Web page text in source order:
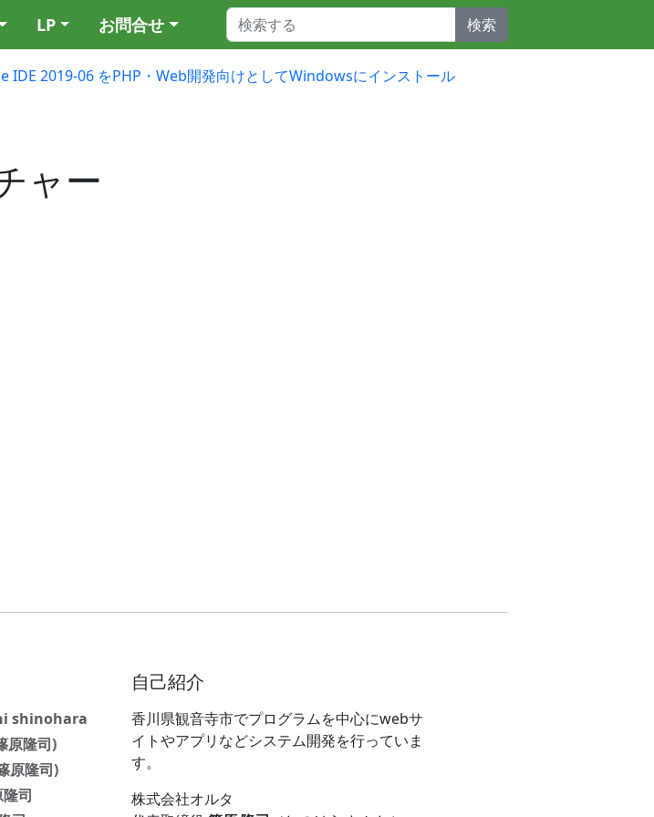
LP お問合せ 検索
IDE 2019-06 をPHP・Web開発向けとしてWindowsにインストール
ャー
shinohara
原隆司)
原隆司)
司
自己紹介
香川県観音寺市でプログラムを中心にwebサ
イトやアプリなどシステム開発を行っていま
す。
株式会社オルタ